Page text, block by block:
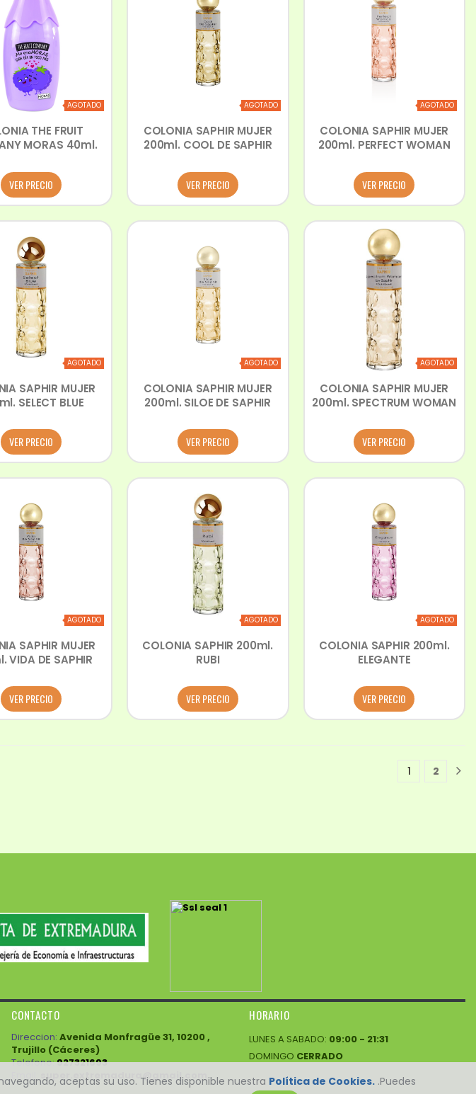
aceptas su uso. Tienes disponible nuestra Política de Cookies. .Puedes
AGOTADO
THE FRUIT
MORAS 40ml.
VER PRECIO
AGOTADO
COLONIA SAPHIR MUJER
200ml. COOL DE SAPHIR
VER PRECIO
AGOTADO
COLONIA SAPHIR MUJER
200ml. PERFECT WOMAN
VER PRECIO
AGOTADO
SAPHIR MUJER
SELECT BLUE
VER PRECIO
AGOTADO
COLONIA SAPHIR MUJER
200ml. SILOE DE SAPHIR
VER PRECIO
AGOTADO
COLONIA SAPHIR MUJER
200ml. SPECTRUM WOMAN
VER PRECIO
AGOTADO
SAPHIR MUJER
VIDA DE SAPHIR
VER PRECIO
AGOTADO
COLONIA SAPHIR 200ml.
RUBI
VER PRECIO
AGOTADO
COLONIA SAPHIR 200ml.
ELEGANTE
VER PRECIO
11 2
CONTACTO
Direccion: Avenida Monfragüe 31, 10200 ,
Trujillo (Cáceres)
Telefono:927321693
super.extremadura@gmail.com
HORARIO
LUNES A SABADO: 09:00 - 21:31
DOMINGO CERRADO